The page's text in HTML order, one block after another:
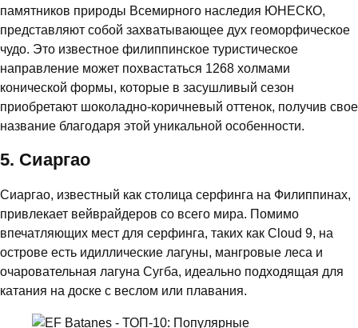
памятников природы Всемирного наследия ЮНЕСКО,
представляют собой захватывающее дух геоморфическое
чудо. Это известное филиппинское туристическое
направление может похвастаться 1268 холмами
конической формы, которые в засушливый сезон
приобретают шоколадно-коричневый оттенок, получив свое
название благодаря этой уникальной особенности.
5. Сиаргао
Сиаргао, известный как столица серфинга на Филиппинах,
привлекает вейврайдеров со всего мира. Помимо
впечатляющих мест для серфинга, таких как Cloud 9, на
острове есть идиллические лагуны, мангровые леса и
очаровательная лагуна Сугба, идеально подходящая для
катания на доске с веслом или плавания.